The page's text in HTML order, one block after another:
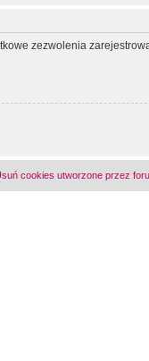
zezwolenia
cookies utworzone przez